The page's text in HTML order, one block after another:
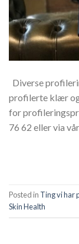
Diverse
profilerte klær
for
76 62 eller via
Posted in Ting vi har
Skin Health